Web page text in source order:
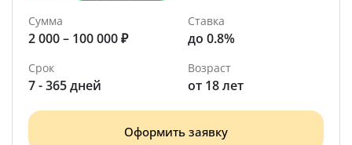
Сумма
2 000 – 100 000 ₽
Ставка
до 0.8%
Срок
7 - 365 дней
Возраст
от 18 лет
Оформить заявку